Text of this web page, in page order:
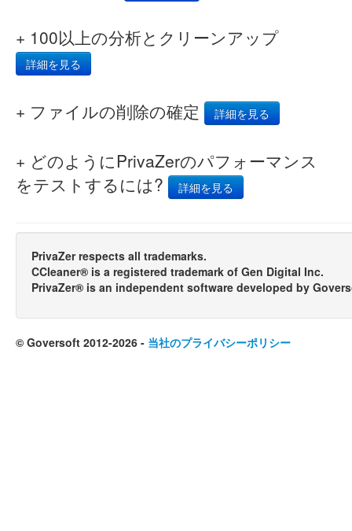
+ 100以上の分析とクリーンアップ
詳細を見る
+ ファイルの削除の確定 詳細を見る
+ どのようにPrivaZerのパフォーマンス
をテストするには?
詳細を見る
PrivaZer respects all trademarks.
CCleaner® is a registered trademark of Gen Digital Inc.
PrivaZer® is an independent software developed by
© Goversoft 2012-2026 - 当社のプライバシーポリシー